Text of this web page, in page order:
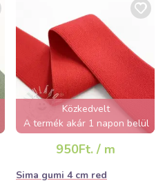
Közkedvelt
A termék akár 1 napon belül
950Ft. / m
Sima gumi 4 cm red